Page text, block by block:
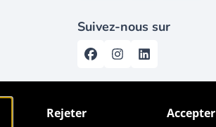
Rejeter Accepter
Suivez-nous sur